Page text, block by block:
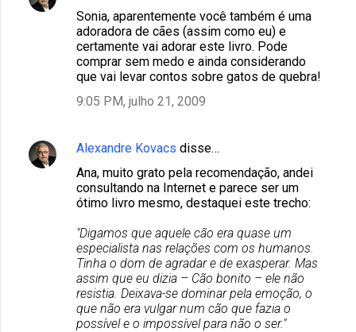
Sonia, aparentemente você também é uma
adoradora de cães (assim como eu) e
certamente vai adorar este livro. Pode
comprar sem medo e ainda considerando
que vai levar contos sobre gatos de quebra!
9:05 PM, julho 21, 2009
Alexandre Kovacs disse…
Ana, muito grato pela recomendação, andei
consultando na Internet e parece ser um
ótimo livro mesmo, destaquei este trecho:
"Digamos que aquele cão era quase um
especialista nas relações com os humanos.
Tinha o dom de agradar e de exasperar. Mas
assim que eu dizia – Cão bonito – ele não
resistia. Deixava-se dominar pela emoção, o
que não era vulgar num cão que fazia o
possível e o impossível para não o ser."